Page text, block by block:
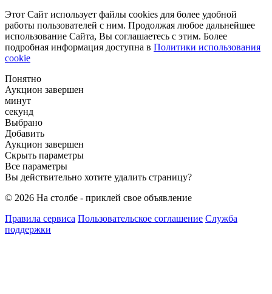
Этот Сайт использует файлы cookies для более удобной
работы пользователей с ним. Продолжая любое дальнейшее
использование Сайта, Вы соглашаетесь с этим. Более
подробная информация доступна в Политики использования
cookie
Понятно
Аукцион завершен
минут
секунд
Выбрано
Добавить
Аукцион завершен
Скрыть параметры
Все параметры
Вы действительно хотите удалить страницу?
© 2026 На столбе - приклей свое объявление
Правила сервиса Пользовательское соглашение Служба
поддержки